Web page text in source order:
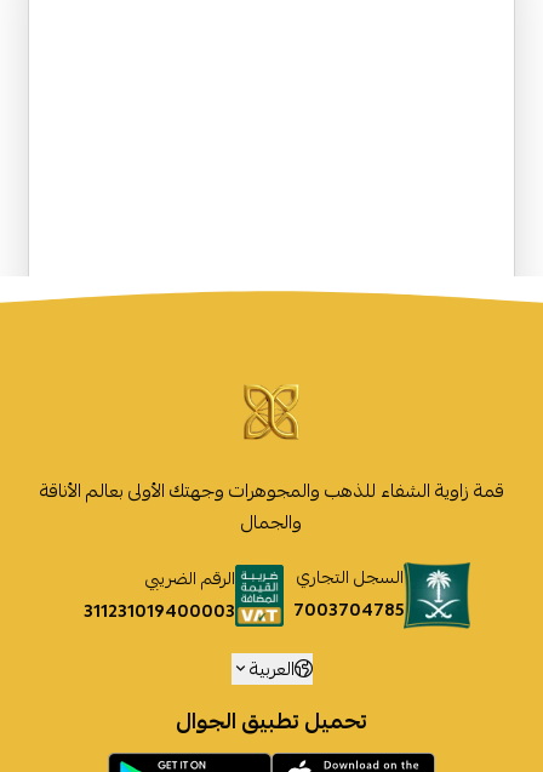
قمة زاوية الشفاء للذهب والمجوهرات وجهتك الأولى بعالم الأناقة
والجمال
السجل التجاري
7003704785
الرقم الضريبي
311231019400003
العربية
تحميل تطبيق الجوال